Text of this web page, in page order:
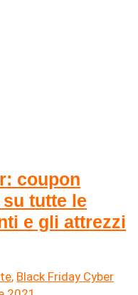
coupon
tutte le
e gli attrezzi
, Black Friday Cyber